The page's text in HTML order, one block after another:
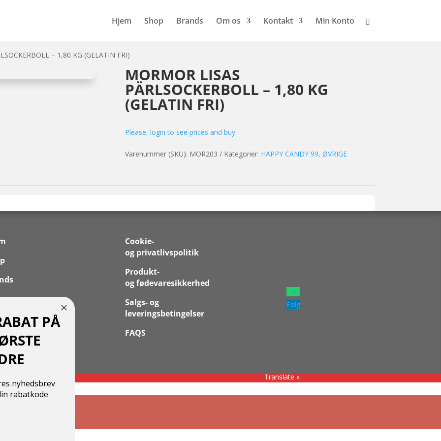
Hjem Shop Brands Om os Kontakt Min Konto
– 1,80 KG (GELATIN FRI)
MORMOR LISAS
PÄRLSOCKERBOLL – 1,80 KG
(GELATIN FRI)
Please, login to see prices and buy
Varenummer (SKU): MOR203 Kategorier: HAPPY CANDY 99, ØVRIGE
Konto
Cookie-
og privatlivspolitik
Produkt-
og fødevaresikkerhed
Salgs- og
leveringsbetingelser
FAQS
Følg
Følg
Translate »
PÅ
nyhedsbrev
rabatkode